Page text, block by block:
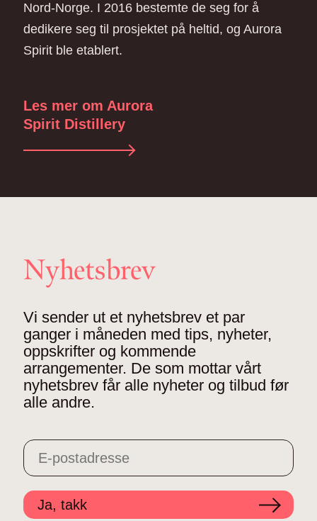
Nord-Norge. I 2016 bestemte de seg for å
dedikere seg til prosjektet på heltid, og Aurora
Spirit ble etablert.
Les mer om Aurora
Spirit Distillery
Nyhetsbrev
Vi sender ut et nyhetsbrev et par
ganger i måneden med tips, nyheter,
oppskrifter og kommende
arrangementer. De som mottar vårt
nyhetsbrev får alle nyheter og tilbud før
alle andre.
Ja, takk